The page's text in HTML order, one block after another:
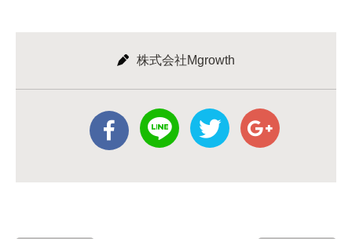
株式会社Mgrowth